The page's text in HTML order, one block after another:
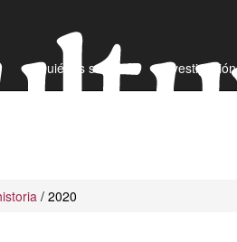
¿Quiénes somos? Investigación
/ 2020